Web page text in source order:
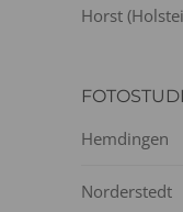
Horst
Hemdingen
Norderstedt